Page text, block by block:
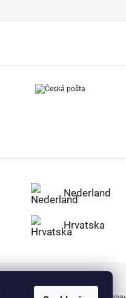
Nederland
Hrvatska